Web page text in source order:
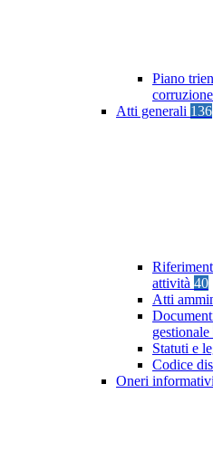
Piano
Atti generali 136
attività 40
Atti
gestionale
Statuti e
Codice
Oneri